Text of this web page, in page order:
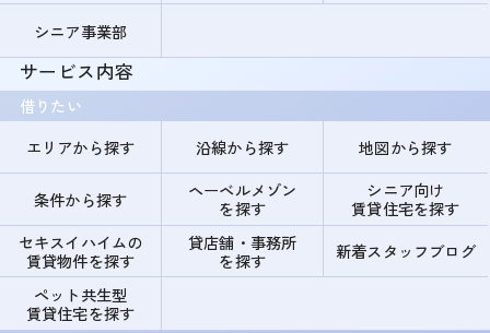
シニア事業部
サービス内容
借りたい
エリアから探す
沿線から探す 地図から探す
条件から探す
ヘーベルメゾン
を探す
シニア向け
賃貸住宅を探す
セキスイハイムの
賃貸物件を探す
貸店舗・事務所
を探す
新着スタッフブログ
ペット共生型
賃貸住宅を探す